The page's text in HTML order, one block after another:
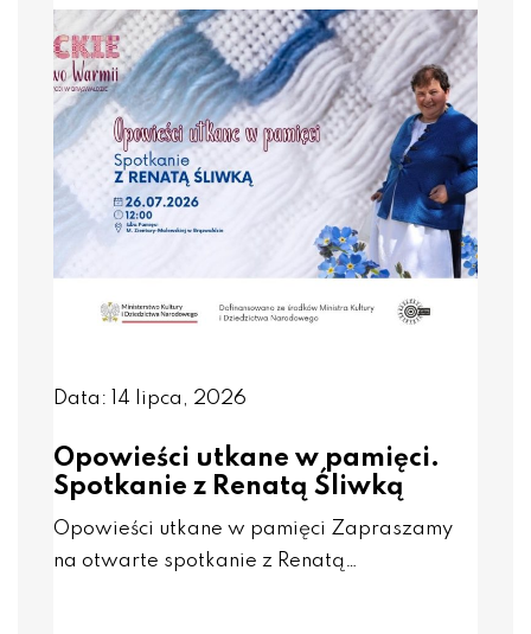
Data: 14 lipca, 2026
Opowieści utkane w pamięci.
Spotkanie z Renatą Śliwką
Opowieści utkane w pamięci Zapraszamy
na otwarte spotkanie z Renatą…